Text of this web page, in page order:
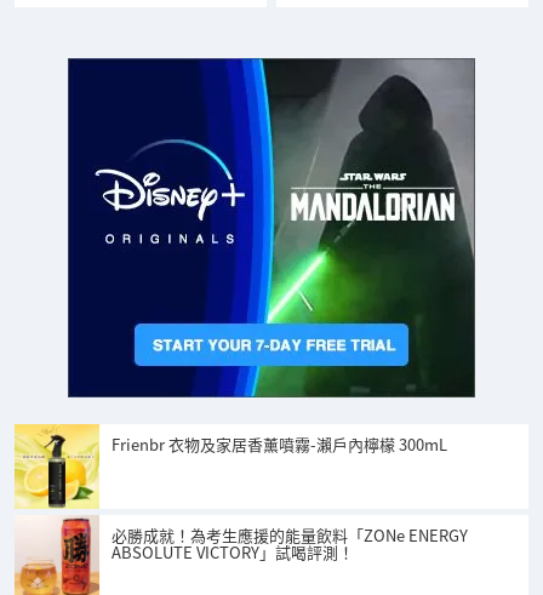
Frienbr 衣物及家居香薰噴霧-瀨戶內檸檬 300mL
必勝成就！為考生應援的能量飲料「ZONe ENERGY
ABSOLUTE VICTORY」試喝評測！